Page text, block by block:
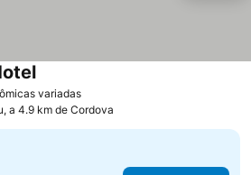
variadasVer preços
Ver preços
a 4.9 km de Cordova